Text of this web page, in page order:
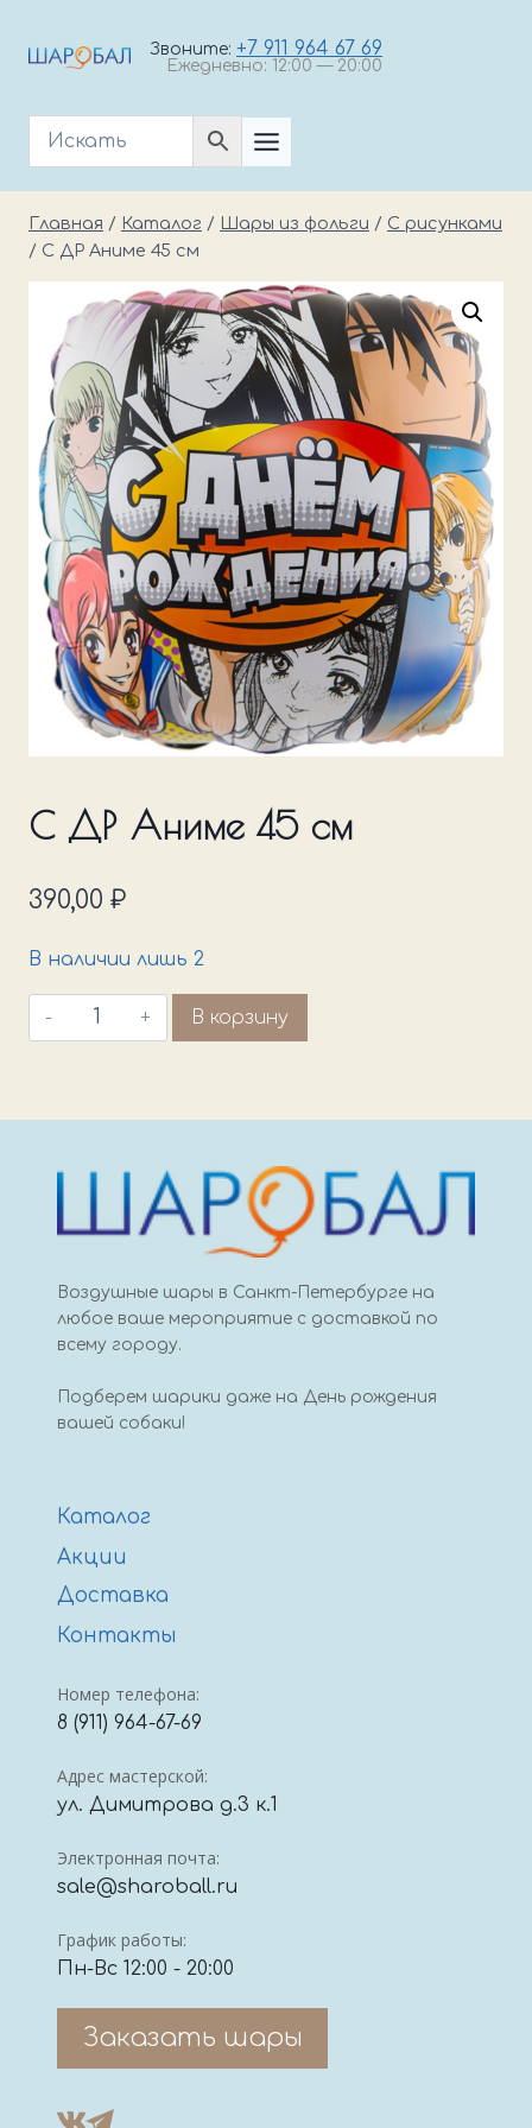
Звоните: +7 911 964 67 69
Ежедневно: 12:00 — 20:00
Главная / Каталог / Шары из фольги / С рисунками
/ С ДР Аниме 45 см
С ДР Аниме 45 см
390,00 ₽
В наличии лишь 2
Количество
товара
45
В корзину
Воздушные шары в Санкт-Петербурге на
любое ваше мероприятие с доставкой по
всему городу.
Подберем шарики даже на День рождения
вашей собаки!
Каталог
Акции
Доставка
Контакты
Номер телефона:
8 (911) 964-67-69
Адрес мастерской:
ул. Димитрова д.3 к.1
Электронная почта:
sale@sharoball.ru
График работы:
Пн-Вс 12:00 - 20:00
Заказать шары